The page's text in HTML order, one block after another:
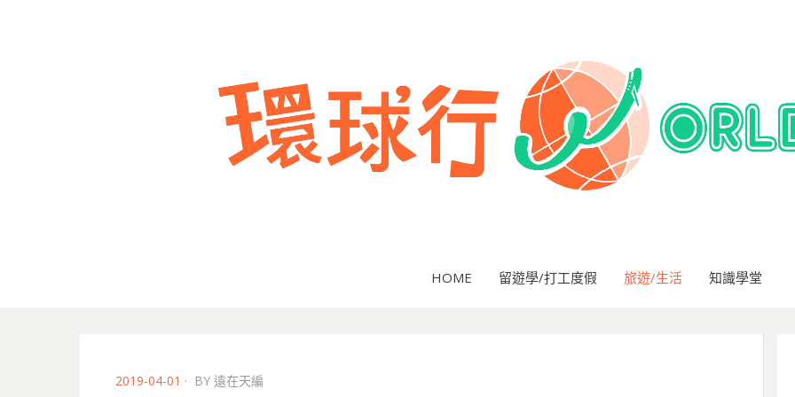
HOME 留遊學/打工度假 旅遊/生活 知識學堂
POSTED
2019-04-01 BY 遠在天編